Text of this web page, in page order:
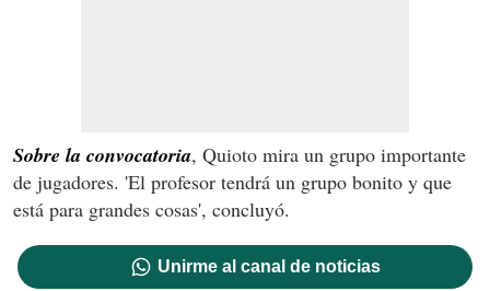
Sobre la convocatoria, Quioto mira un grupo importante
de jugadores. 'El profesor tendrá un grupo bonito y que
está para grandes cosas', concluyó.
Unirme al canal de noticias